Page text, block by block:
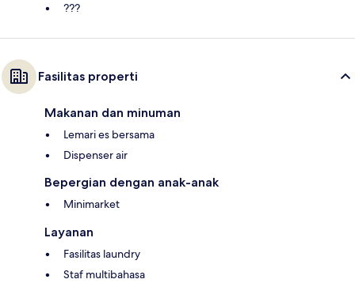
???
Fasilitas properti
Makanan dan minuman
Lemari es bersama
Dispenser air
Bepergian dengan anak-anak
Minimarket
Layanan
Fasilitas laundry
Staf multibahasa